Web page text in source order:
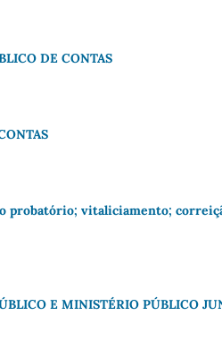
DE CONTAS
probatório; vitaliciamento;
E MINISTÉRIO PÚBLICO